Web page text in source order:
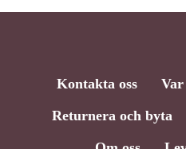
Kontakta oss
Returnera och byta